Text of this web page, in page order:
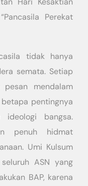
Perekat
tidak hanya
semata. Setiap
pesan mendalam
pentingnya
ideologi bangsa.
penuh hidmat
Umi Kulsum
ASN yang
BAP, karena